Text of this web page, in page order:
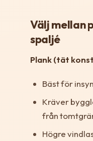
Välj mellan
spaljé
Plank (tät
Bäst för
Kräver
från
Högre